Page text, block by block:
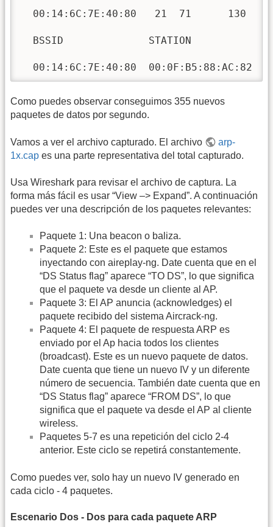
00:14:6C:7E:40:80   21  71
BSSID
00:14:6C:7E:40:80  00:0F:B5:88:AC:82
Como puedes observar conseguimos 355 nuevos
paquetes de datos por segundo.
Vamos a ver el archivo capturado. El archivo
arp-
1x.cap es una parte representativa del total capturado.
Usa Wireshark para revisar el archivo de captura. La
forma más fácil es usar “View –> Expand”. A continuación
puedes ver una descripción de los paquetes relevantes:
Paquete 1: Una beacon o baliza.
Paquete 2: Este es el paquete que estamos
inyectando con aireplay-ng. Date cuenta que en el
“DS Status flag” aparece “TO DS”, lo que significa
que el paquete va desde un cliente al AP.
Paquete 3: El AP anuncia (acknowledges) el
paquete recibido del sistema Aircrack-ng.
Paquete 4: El paquete de respuesta ARP es
enviado por el Ap hacia todos los clientes
(broadcast). Este es un nuevo paquete de datos.
Date cuenta que tiene un nuevo IV y un diferente
número de secuencia. También date cuenta que en
“DS Status flag” aparece “FROM DS”, lo que
significa que el paquete va desde el AP al cliente
wireless.
Paquetes 5-7 es una repetición del ciclo 2-4
anterior. Este ciclo se repetirá constantemente.
Como puedes ver, solo hay un nuevo IV generado en
cada ciclo - 4 paquetes.
Escenario Dos - Dos para cada paquete ARP